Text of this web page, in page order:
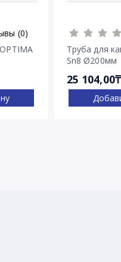
(0)
Труба для
Sn8 Ø200мм
25 104,00₸